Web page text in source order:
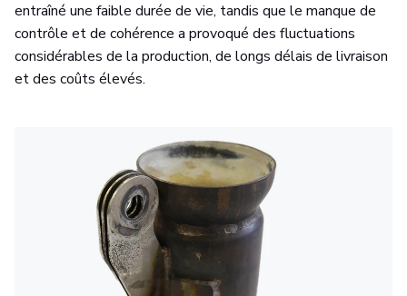
entraîné une faible durée de vie, tandis que le manque de
contrôle et de cohérence a provoqué des fluctuations
considérables de la production, de longs délais de livraison
et des coûts élevés.